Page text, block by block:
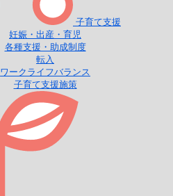
子育て支援
妊娠・出産・育児
各種支援・助成制度
転入
ワークライフバランス
子育て支援施策